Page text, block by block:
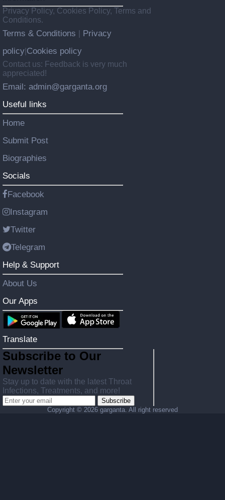
Privacy Policy, Cookies Policy, Terms and
Conditions.
Terms & Conditions
Privacy
policy Cookies policy
Contact us: Feedback is very much
appreciated!
Email: admin@garganta.org
Useful links
Home
Submit Post
Biographies
Socials
Facebook
Instagram
Twitter
Telegram
Help & Support
About Us
Our Apps
Translate
Subscribe to Our
Newsletter
Stay up to date with the latest Throat
Infections, Treatments, and more!
Subscribe
Copyright © 2026 garganta. All right reserved